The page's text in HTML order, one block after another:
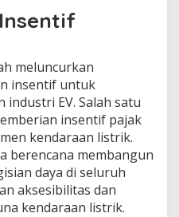
meluncurkan
insentif untuk
EV. Salah satu
insentif pajak
kendaraan listrik.
berencana membangun
daya di seluruh
aksesibilitas dan
kendaraan listrik.